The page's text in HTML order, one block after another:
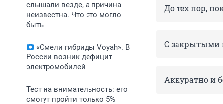
слышали везде, а причина
неизвестна. Что это могло
быть
«Смели гибриды Voyah». В
России возник дефицит
электромобилей
Тест на внимательность: его
смогут пройти только 5%
До тех пор,
С закрытыми
Аккуратно и